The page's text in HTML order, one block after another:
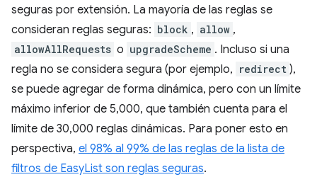
seguras por extensión. La mayoría de las reglas se
consideran reglas seguras: block , allow ,
allowAllRequests o upgradeScheme . Incluso si una
regla no se considera segura (por ejemplo, redirect ),
se puede agregar de forma dinámica, pero con un límite
máximo inferior de 5,000, que también cuenta para el
límite de 30,000 reglas dinámicas. Para poner esto en
perspectiva, el 98% al 99% de las reglas de la lista de
filtros de EasyList son reglas seguras.